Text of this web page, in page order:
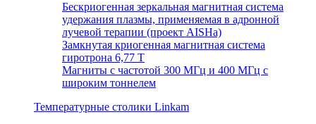
Бескриогенная зеркальная магнитная система
удержания плазмы, применяемая в адронной
лучевой терапии (проект AISHa)
Замкнутая криогенная магнитная система
гиротрона 6,77 T
Магниты с частотой 300 МГц и 400 МГц с
широким тоннелем
Температурные столики Linkam